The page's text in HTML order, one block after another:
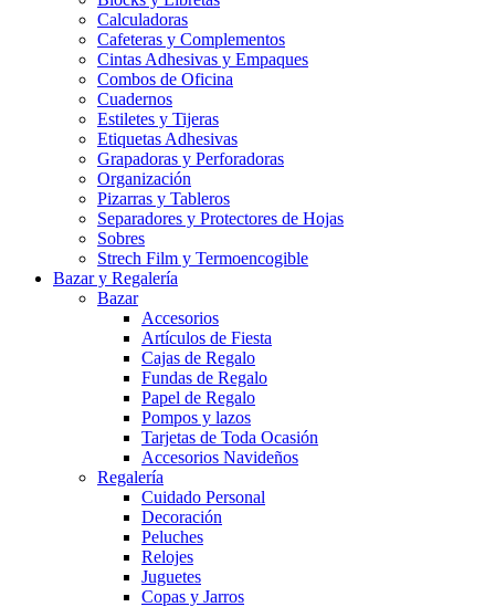
Calculadoras
Cafeteras y Complementos
Cintas Adhesivas y Empaques
Combos de Oficina
Cuadernos
Estiletes y Tijeras
Etiquetas Adhesivas
Grapadoras y Perforadoras
Organización
Pizarras y Tableros
Separadores y Protectores de Hojas
Sobres
Strech Film y Termoencogible
Bazar y Regalería
Bazar
Accesorios
Artículos de Fiesta
Cajas de Regalo
Fundas de Regalo
Papel de Regalo
Pompos y lazos
Tarjetas de Toda Ocasión
Accesorios Navideños
Regalería
Cuidado Personal
Decoración
Peluches
Relojes
Juguetes
Copas y Jarros